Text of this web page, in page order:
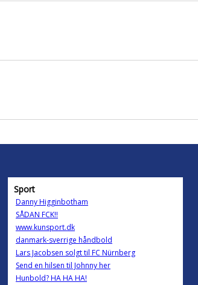
Sport
Danny Higginbotham
SÅDAN FCK!!
www.kunsport.dk
danmark-sverrige håndbold
Lars Jacobsen solgt til FC Nürnberg
Send en hilsen til Johnny her
Hunbold? HA HA HA!